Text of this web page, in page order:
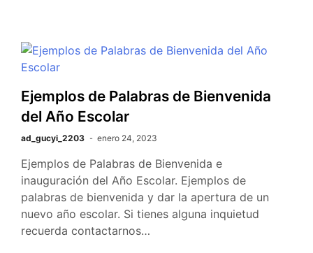
Ejemplos de Palabras de Bienvenida
del Año Escolar
ad_gucyi_2203 enero 24, 2023
Ejemplos de Palabras de Bienvenida e
inauguración del Año Escolar. Ejemplos de
palabras de bienvenida y dar la apertura de un
nuevo año escolar. Si tienes alguna inquietud
recuerda contactarnos…